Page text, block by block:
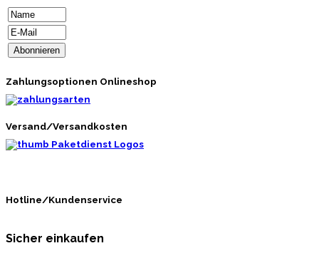
Zahlungsoptionen Onlineshop
Versand/Versandkosten
Hotline/Kundenservice
Sicher einkaufen